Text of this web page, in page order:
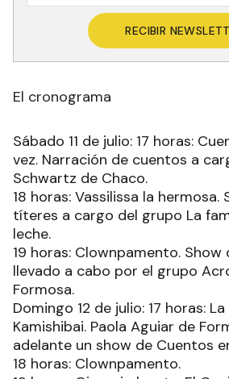
RECIBIR
El cronograma
Sábado 11 de julio: 17 horas:
vez. Narración de cuentos a
Schwartz de Chaco.
18 horas: Vassilissa la
títeres a cargo del grupo La
leche.
19 horas: Clownpamento.
llevado a cabo por el grupo
Formosa.
Domingo 12 de julio: 17 horas:
Kamishibai. Paola Aguiar de
adelante un show de Cuentos
18 horas: Clownpamento.